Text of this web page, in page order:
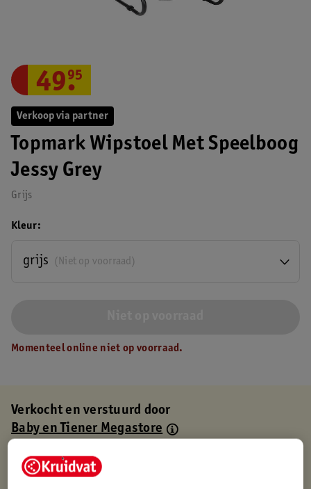
Verkoop via partner
Topmark Wipstoel Met Speelboog
Jessy Grey
Grijs
49.
95
Kleur
(Niet op voorraad)
grijs
Momenteel online niet op voorraad.
Verkocht en verstuurd door
Baby en Tiener Megastore
Binnen 1 werkdag verstuurd
Gratis thuisbezorgd